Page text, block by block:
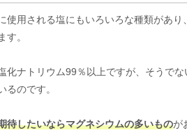
使用される塩にもいろいろな種類があ
す。
化ナトリウム99％以上ですが、そうで
るのです。
待したいならマグネシウムの多いものが